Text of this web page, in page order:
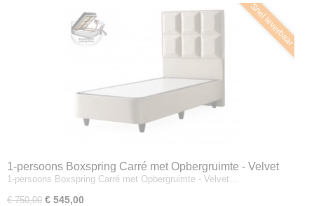
Snel leverbaar
1-persoons Boxspring Carré met Opbergruimte - Velvet
Beige - Zonder Matras
1-persoons Boxspring Carré met Opbergruimte - Velvet…
€ 750,00 € 545,00